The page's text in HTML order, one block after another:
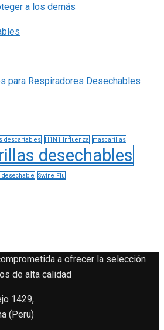
a los demás
para Respiradores Desechables
descartables H1N1 Influenza mascarillas
desechables
desechable Swine Flu
a ofrecer la selección
de alta calidad
1429,
(Peru)